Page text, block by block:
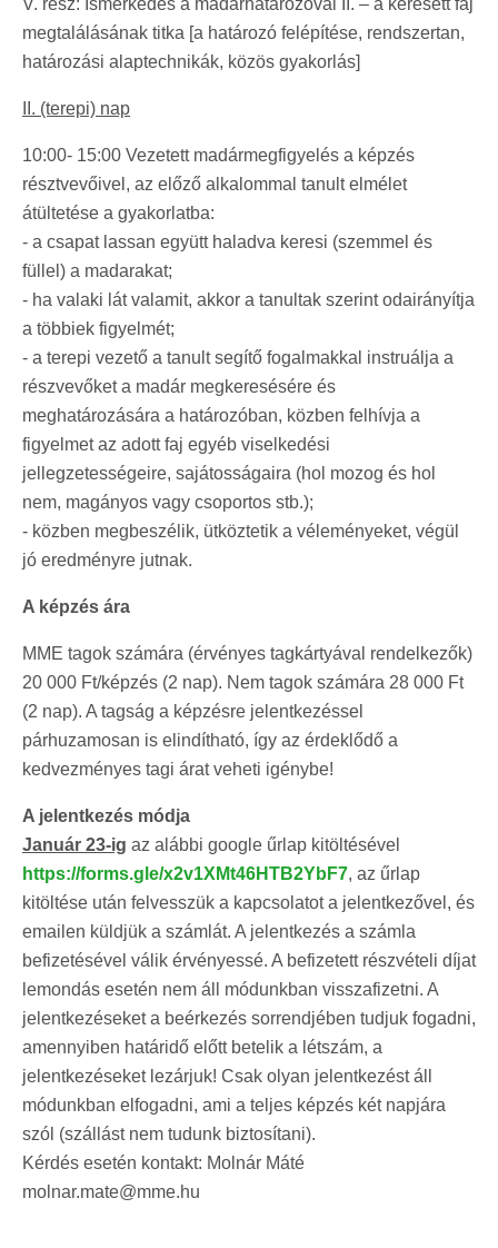
megtalálásának titka [a határozó felépítése, rendszertan,
határozási alaptechnikák, közös gyakorlás]
II. (terepi) nap
10:00- 15:00 Vezetett madármegfigyelés a képzés
résztvevőivel, az előző alkalommal tanult elmélet
átültetése a gyakorlatba:
- a csapat lassan együtt haladva keresi (szemmel és
füllel) a madarakat;
- ha valaki lát valamit, akkor a tanultak szerint odairányítja
a többiek figyelmét;
- a terepi vezető a tanult segítő fogalmakkal instruálja a
részvevőket a madár megkeresésére és
meghatározására a határozóban, közben felhívja a
figyelmet az adott faj egyéb viselkedési
jellegzetességeire, sajátosságaira (hol mozog és hol
nem, magányos vagy csoportos stb.);
- közben megbeszélik, ütköztetik a véleményeket, végül
jó eredményre jutnak.
A képzés ára
MME tagok számára (érvényes tagkártyával rendelkezők)
20 000 Ft/képzés (2 nap). Nem tagok számára 28 000 Ft
(2 nap). A tagság a képzésre jelentkezéssel
párhuzamosan is elindítható, így az érdeklődő a
kedvezményes tagi árat veheti igénybe!
A jelentkezés módja
Január 23-ig az alábbi google űrlap kitöltésével
https://forms.gle/x2v1XMt46HTB2YbF7, az űrlap
kitöltése után felvesszük a kapcsolatot a jelentkezővel, és
emailen küldjük a számlát. A jelentkezés a számla
befizetésével válik érvényessé. A befizetett részvételi díjat
lemondás esetén nem áll módunkban visszafizetni. A
jelentkezéseket a beérkezés sorrendjében tudjuk fogadni,
amennyiben határidő előtt betelik a létszám, a
jelentkezéseket lezárjuk! Csak olyan jelentkezést áll
módunkban elfogadni, ami a teljes képzés két napjára
szól (szállást nem tudunk biztosítani).
Kérdés esetén kontakt: Molnár Máté
molnar.mate@mme.hu